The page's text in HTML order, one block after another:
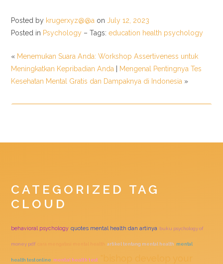
Posted by krugerxyz@@a onJuly 12, 2023
Posted in Psychology – Tags:education health psychology
« Menemukan Suara Anda: Workshop Assertiveness untuk
Meningkatkan Kepribadian Anda | Mengenal Pentingnya Tes
Kesehatan Mental Gratis dan Dampaknya di Indonesia »
CATEGORIZED TAG
CLOUD
behavioral psychology quotes mental health dan artinya buku psychology of
money pdf artikel tentang mental health mental
health test online mental health test
"bishop develop your